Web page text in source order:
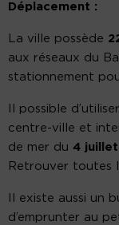
Déplacement :
La ville possède
aux réseaux du
stationnement
Il possible
centre-ville et
de mer du 4
Retrouver toutes
Il existe aussi un
d’emprunter au